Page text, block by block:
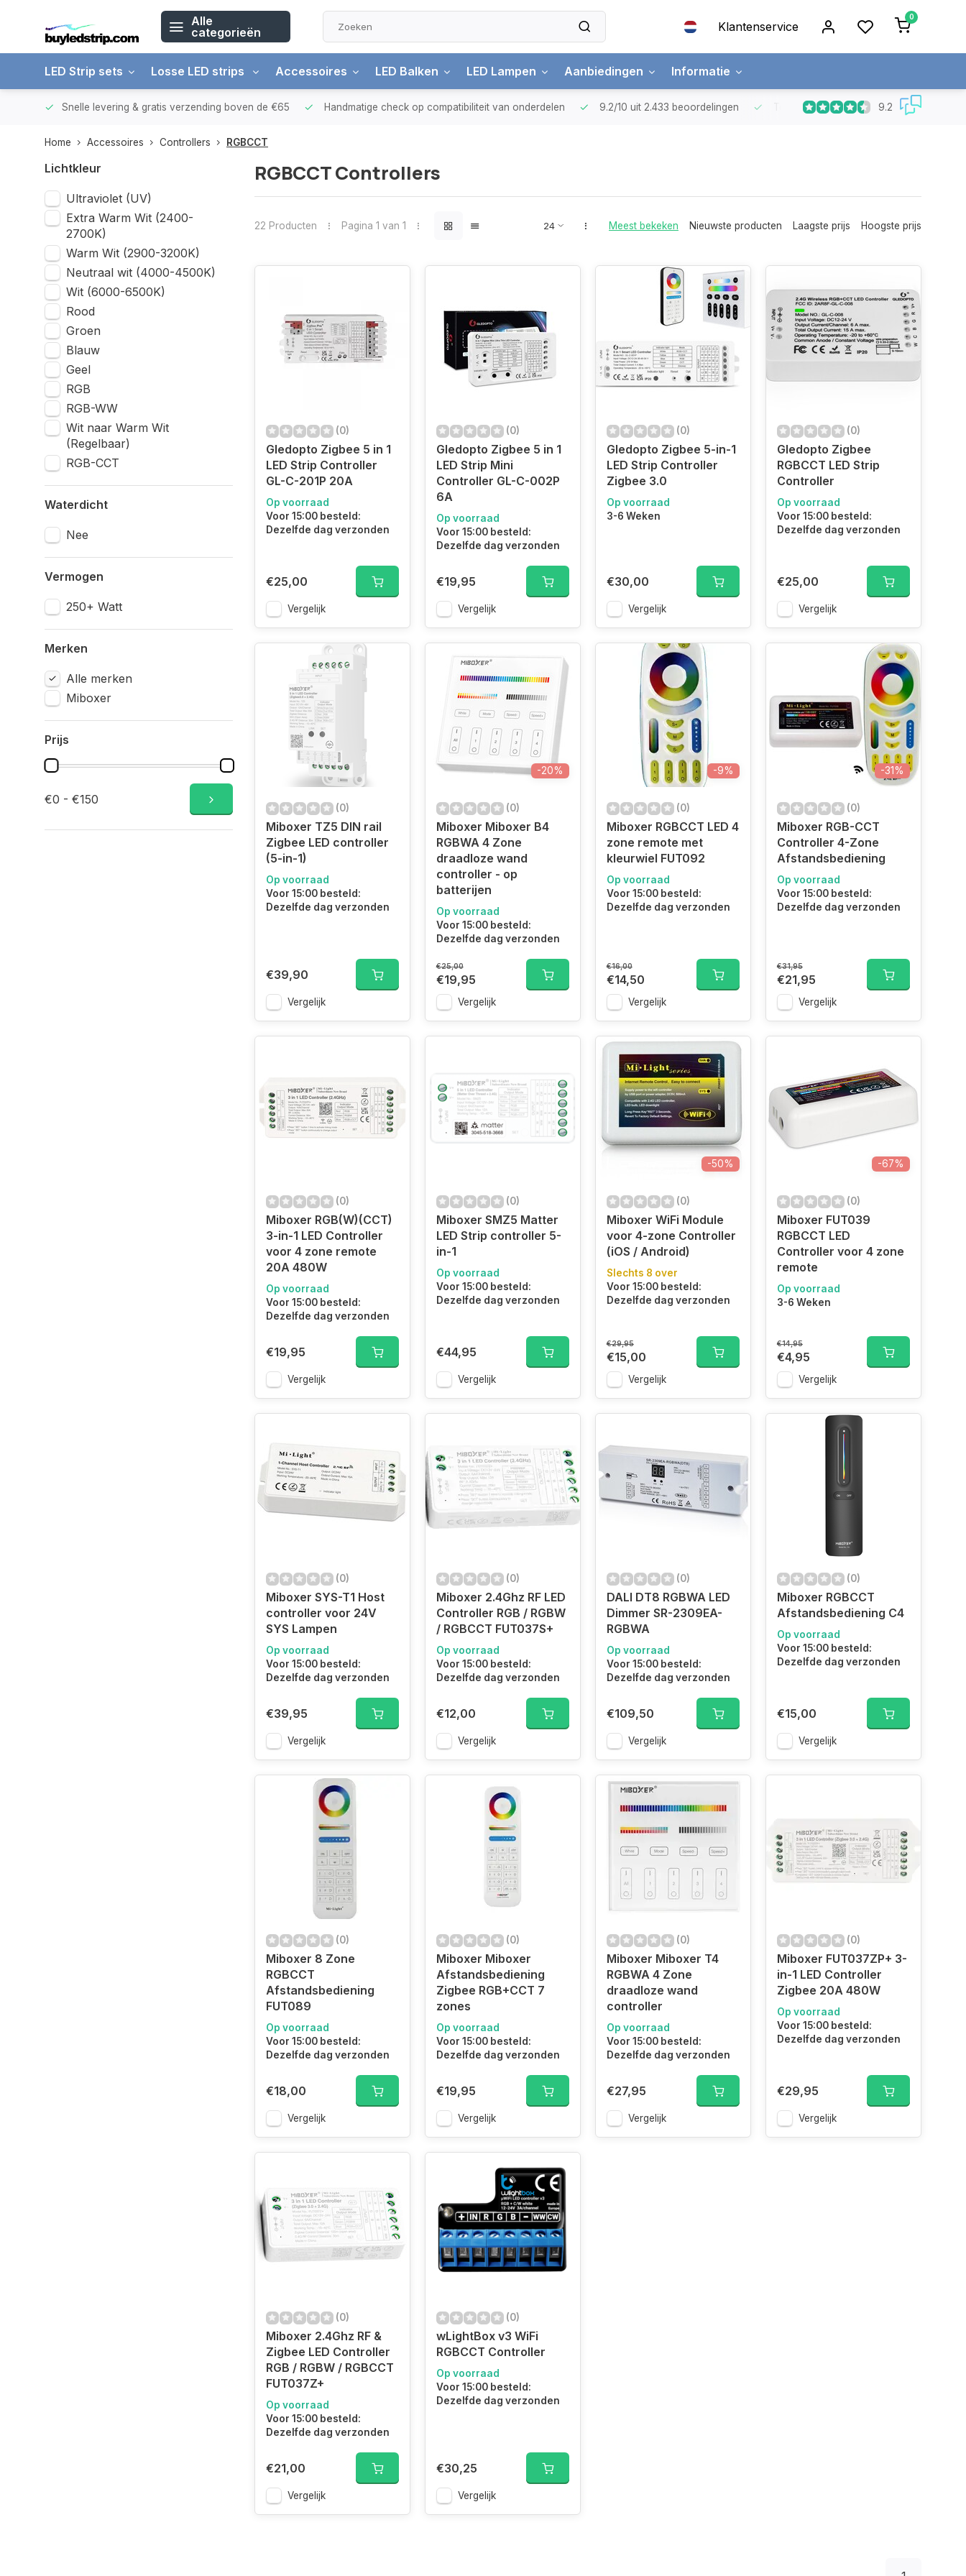
Alle
categorieën
Klantenservice
0
LED Strip sets Losse LED strips Accessoires LED Balken LED Lampen Aanbiedingen Informatie
Snelle levering & gratis verzending boven de €65 Handmatige check op compatibiliteit van onderdelen 9.2/10 uit 2.433 beoordelingen Top kwaliteit LED stripsmet 5 jaar
9.2
Home Accessoires Controllers RGBCCT
Lichtkleur
Ultraviolet (UV)
Extra Warm Wit (2400-
2700K)
Warm Wit (2900-3200K)
Neutraal wit (4000-4500K)
Wit (6000-6500K)
Rood
Groen
Blauw
Geel
RGB
RGB-WW
Wit naar Warm Wit
(Regelbaar)
RGB-CCT
Waterdicht
Nee
Vermogen
250+ Watt
Merken
Alle merken
Miboxer
Prijs
€0 - €150
RGBCCT Controllers
22 Producten Pagina 1 van 1 Meest bekeken Nieuwste producten Laagste prijs Hoogste prijs
(0)
Gledopto Zigbee 5 in 1
LED Strip Controller
GL-C-201P 20A
Op voorraad
Voor 15:00 besteld:
Dezelfde dag verzonden
€25,00
Vergelijk
(0)
Gledopto Zigbee 5 in 1
LED Strip Mini
Controller GL-C-002P
6A
Op voorraad
Voor 15:00 besteld:
Dezelfde dag verzonden
€19,95
Vergelijk
(0)
Gledopto Zigbee 5-in-1
LED Strip Controller
Zigbee 3.0
Op voorraad
3-6 Weken
€30,00
Vergelijk
(0)
Gledopto Zigbee
RGBCCT LED Strip
Controller
Op voorraad
Voor 15:00 besteld:
Dezelfde dag verzonden
€25,00
Vergelijk
(0)
Miboxer TZ5 DIN rail
Zigbee LED controller
(5-in-1)
Op voorraad
Voor 15:00 besteld:
Dezelfde dag verzonden
€39,90
Vergelijk
-20%
(0)
Miboxer Miboxer B4
RGBWA 4 Zone
draadloze wand
controller - op
batterijen
Op voorraad
Voor 15:00 besteld:
Dezelfde dag verzonden
€25,00
€19,95
Vergelijk
-9%
(0)
Miboxer RGBCCT LED 4
zone remote met
kleurwiel FUT092
Op voorraad
Voor 15:00 besteld:
Dezelfde dag verzonden
€16,00
€14,50
Vergelijk
-31%
(0)
Miboxer RGB-CCT
Controller 4-Zone
Afstandsbediening
Op voorraad
Voor 15:00 besteld:
Dezelfde dag verzonden
€31,95
€21,95
Vergelijk
(0)
Miboxer RGB(W)(CCT)
3-in-1 LED Controller
voor 4 zone remote
20A 480W
Op voorraad
Voor 15:00 besteld:
Dezelfde dag verzonden
€19,95
Vergelijk
(0)
Miboxer SMZ5 Matter
LED Strip controller 5-
in-1
Op voorraad
Voor 15:00 besteld:
Dezelfde dag verzonden
€44,95
Vergelijk
-50%
(0)
Miboxer WiFi Module
voor 4-zone Controller
(iOS / Android)
Slechts 8 over
Voor 15:00 besteld:
Dezelfde dag verzonden
€29,95
€15,00
Vergelijk
-67%
(0)
Miboxer FUT039
RGBCCT LED
Controller voor 4 zone
remote
Op voorraad
3-6 Weken
€14,95
€4,95
Vergelijk
(0)
Miboxer SYS-T1 Host
controller voor 24V
SYS Lampen
Op voorraad
Voor 15:00 besteld:
Dezelfde dag verzonden
€39,95
Vergelijk
(0)
Miboxer 2.4Ghz RF LED
Controller RGB / RGBW
/ RGBCCT FUT037S+
Op voorraad
Voor 15:00 besteld:
Dezelfde dag verzonden
€12,00
Vergelijk
(0)
DALI DT8 RGBWA LED
Dimmer SR-2309EA-
RGBWA
Op voorraad
Voor 15:00 besteld:
Dezelfde dag verzonden
€109,50
Vergelijk
(0)
Miboxer RGBCCT
Afstandsbediening C4
Op voorraad
Voor 15:00 besteld:
Dezelfde dag verzonden
€15,00
Vergelijk
(0)
Miboxer 8 Zone
RGBCCT
Afstandsbediening
FUT089
Op voorraad
Voor 15:00 besteld:
Dezelfde dag verzonden
€18,00
Vergelijk
(0)
Miboxer Miboxer
Afstandsbediening
Zigbee RGB+CCT 7
zones
Op voorraad
Voor 15:00 besteld:
Dezelfde dag verzonden
€19,95
Vergelijk
(0)
Miboxer Miboxer T4
RGBWA 4 Zone
draadloze wand
controller
Op voorraad
Voor 15:00 besteld:
Dezelfde dag verzonden
€27,95
Vergelijk
(0)
Miboxer FUT037ZP+ 3-
in-1 LED Controller
Zigbee 20A 480W
Op voorraad
Voor 15:00 besteld:
Dezelfde dag verzonden
€29,95
Vergelijk
(0)
Miboxer 2.4Ghz RF &
Zigbee LED Controller
RGB / RGBW / RGBCCT
FUT037Z+
Op voorraad
Voor 15:00 besteld:
Dezelfde dag verzonden
€21,00
Vergelijk
(0)
wLightBox v3 WiFi
RGBCCT Controller
Op voorraad
Voor 15:00 besteld:
Dezelfde dag verzonden
€30,25
Vergelijk